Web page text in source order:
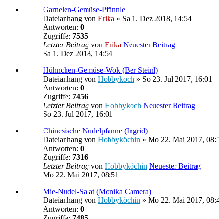
Garnelen-Gemüse-Pfännle
Dateianhang von Erika » Sa 1. Dez 2018, 14:54
Antworten: 0
Zugriffe: 7535
Letzter Beitrag von Erika Neuester Beitrag
Sa 1. Dez 2018, 14:54
Hühnchen-Gemüse-Wok (Ber Steinl)
Dateianhang von Hobbykoch » So 23. Jul 2017, 16:01
Antworten: 0
Zugriffe: 7456
Letzter Beitrag von Hobbykoch Neuester Beitrag
So 23. Jul 2017, 16:01
Chinesische Nudelpfanne (Ingrid)
Dateianhang von Hobbyköchin » Mo 22. Mai 2017,
Antworten: 0
Zugriffe: 7316
Letzter Beitrag von Hobbyköchin Neuester Beitrag
Mo 22. Mai 2017, 08:51
Mie-Nudel-Salat (Monika Camera)
Dateianhang von Hobbyköchin » Mo 22. Mai 2017,
Antworten: 0